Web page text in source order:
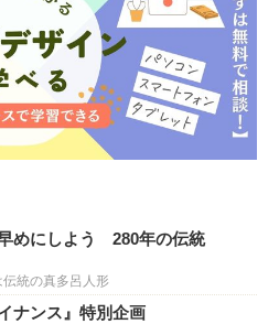
めにしよう 280年の伝統
統の真多呂人形
ナンス』特別企画